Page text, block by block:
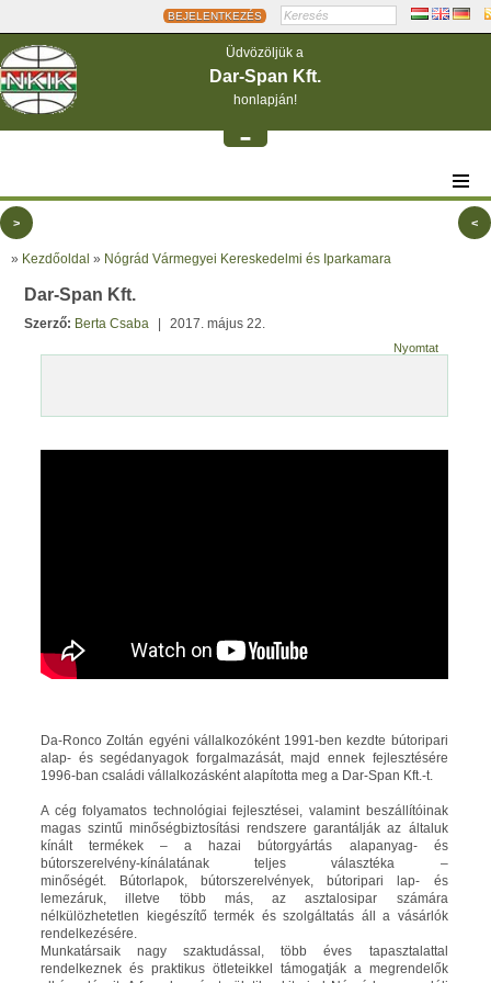
BEJELENTKEZÉS
Üdvözöljük a
Dar-Span Kft.
honlapján!
-
> <
» Kezdőoldal » Nógrád Vármegyei Kereskedelmi és Iparkamara
Dar-Span Kft.
Szerző: Berta Csaba 2017. május 22.
Nyomtat
Da-Ronco Zoltán egyéni vállalkozóként 1991-ben kezdte bútoripari
alap- és segédanyagok forgalmazását, majd ennek fejlesztésére
1996-ban családi vállalkozásként alapította meg a Dar-Span Kft.-t.
A cég folyamatos technológiai fejlesztései, valamint beszállítóinak
magas szintű minőségbiztosítási rendszere garantálják az általuk
kínált termékek – a hazai bútorgyártás alapanyag- és
bútorszerelvény-kínálatának teljes választéka –
minőségét. Bútorlapok, bútorszerelvények, bútoripari lap- és
lemezáruk, illetve több más, az asztalosipar számára
nélkülözhetetlen kiegészítő termék és szolgáltatás áll a vásárlók
rendelkezésére.
Munkatársaik nagy szaktudással, több éves tapasztalattal
rendelkeznek és praktikus ötleteikkel támogatják a megrendelők